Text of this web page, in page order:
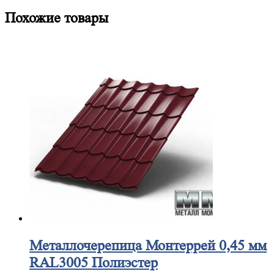
Похожие товары
МеталлочерепицаМонтеррей 0,45 мм
RAL3005 Полиэстер